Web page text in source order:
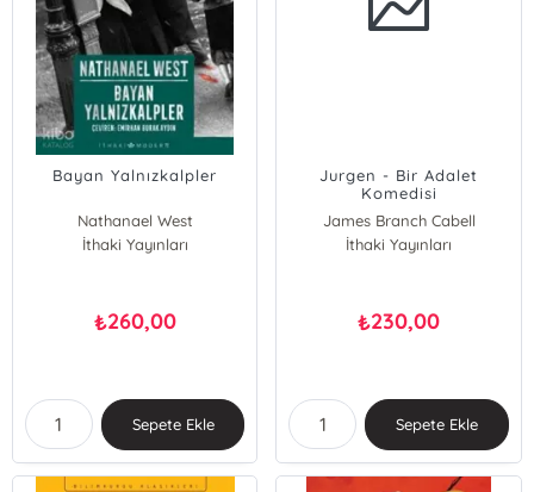
Bayan Yalnızkalpler
Nathanael West
İthaki Yayınları
₺260,00
Sepete Ekle
Jurgen - Bir Adalet
Komedisi
James Branch Cabell
İthaki Yayınları
₺230,00
Sepete Ekle